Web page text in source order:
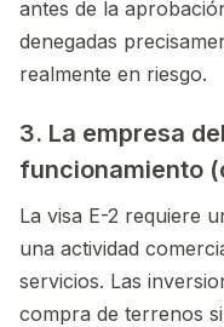
antes de la
denegadas
realmente en riesgo.
3. La empresa
funcionamiento
La visa E-2 requiere
una actividad
servicios. Las
compra de terrenos